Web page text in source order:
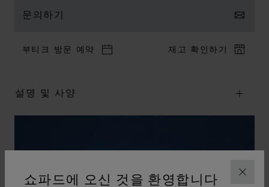
닫기
쇼파드에 오신 것을 환영합니다
문의하기
부티크 방문 예약 재고 확인하기
설명 및 사양